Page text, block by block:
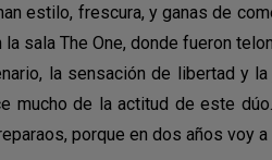
estilo, frescura, y ganas de
la sala The One, donde fueron
la sensación de libertad y
mucho de la actitud de este
porque en dos años voy